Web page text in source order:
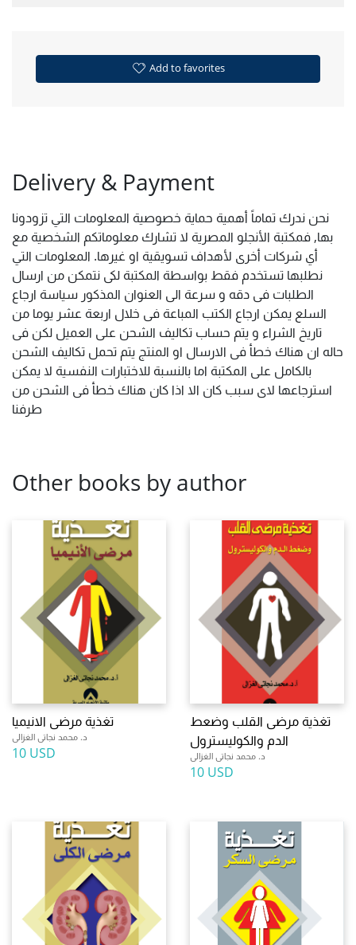
Add to favorites
Delivery & Payment
نحن ندرك تماماً أهمية حماية خصوصية المعلومات التي تزودونا
بها, فمكتبة الأنجلو المصرية لا تشارك معلوماتكم الشخصية مع
أي شركات أخرى لأهداف تسويقية او غيرها. المعلومات التي
نطلبها تستخدم فقط بواسطة المكتبة لكى نتمكن من ارسال
الطلبات فى دقه و سرعة الى العنوان المذكور سياسة ارجاع
السلع يمكن ارجاع الكتب المباعة فى خلال اربعة عشر يوما من
تاريخ الشراء و يتم حساب تكاليف الشحن على العميل لكن فى
حاله ان هناك خطأ فى الارسال او المنتج يتم تحمل تكاليف الشحن
بالكامل على المكتبة اما بالنسبة للاختبارات النفسية لا يمكن
استرجاعها لاى سبب كان الا اذا كان هناك خطأ فى الشحن من
طرفنا
Other books by author
تغذية مرضى الانيميا
د. محمد نجاتى الغزالى
10 USD
تغذية مرضى القلب وضعط
الدم والكوليسترول
د. محمد نجاتى الغزالى
10 USD